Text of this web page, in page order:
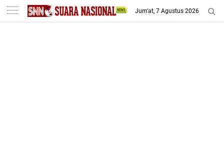
-->
Jum'at, 7 Agustus 2026